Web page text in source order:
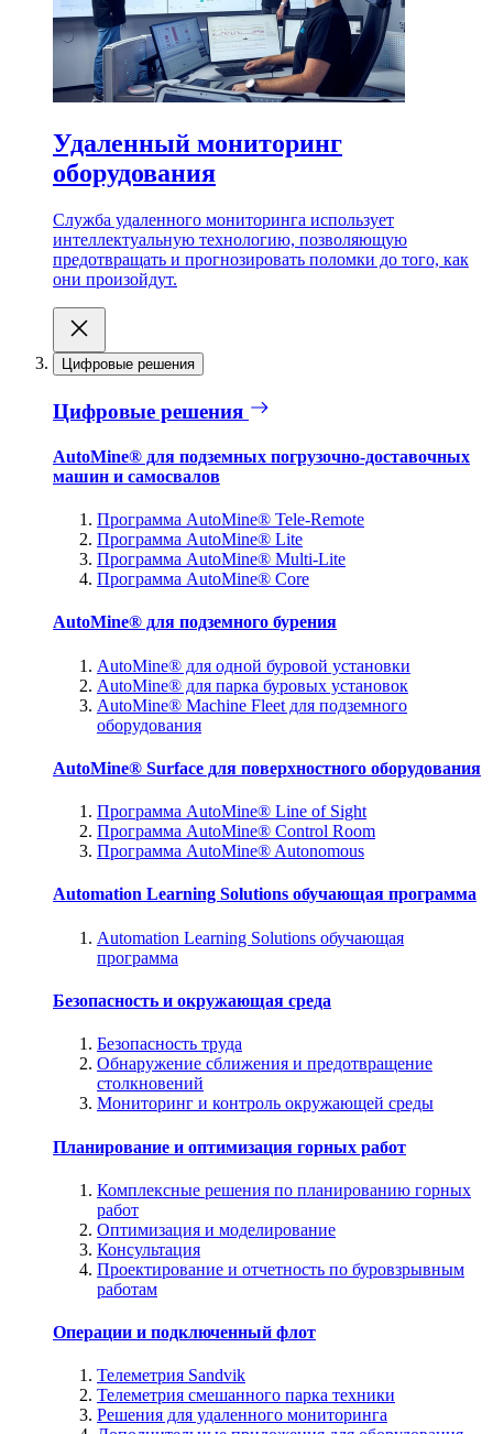
Удаленный мониторинг
оборудования
Служба удаленного мониторинга использует
интеллектуальную технологию, позволяющую
предотвращать и прогнозировать поломки до того, как
они произойдут.
Цифровые решения
Цифровые решения
AutoMine® для подземных погрузочно-доставочных
машин и самосвалов
Программа AutoMine® Tele-Remote
Программа AutoMine® Lite
Программа AutoMine® Multi-Lite
Программа AutoMine® Core
AutoMine® для подземного бурения
AutoMine® для одной буровой установки
AutoMine® для парка буровых установок
AutoMine® Machine Fleet для подземного
оборудования
AutoMine® Surface для поверхностного оборудования
Программа AutoMine® Line of Sight
Программа AutoMine® Control Room
Программа AutoMine® Autonomous
Automation Learning Solutions обучающая программа
Automation Learning Solutions обучающая
программа
Безопасность и окружающая среда
Безопасность труда
Обнаружение сближения и предотвращение
столкновений
Мониторинг и контроль окружающей среды
Планирование и оптимизация горных работ
Комплексные решения по планированию горных
работ
Оптимизация и моделирование
Консультация
Проектирование и отчетность по буровзрывным
работам
Операции и подключенный флот
Телеметрия Sandvik
Телеметрия смешанного парка техники
Решения для удаленного мониторинга